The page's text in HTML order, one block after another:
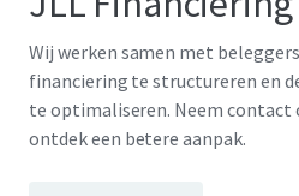
Wij werken samen met
financiering te structureren en
te optimaliseren. Neem contact
ontdek een betere aanpak.